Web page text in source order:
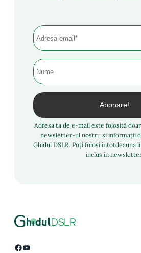
Adresa ta de e-mail este folosită
newsletter-ul nostru și informații
Ghidul DSLR. Poți folosi întotdeauna
inclus în
Facebook YouTube